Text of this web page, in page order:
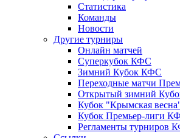
Статистика
Команды
Новости
Другие турниры
Онлайн матчей
Суперкубок КФС
Зимний Кубок КФС
Переходные матчи
Открытый зимний
Кубок "Крымская
Кубок Премьер-лиги
Регламенты турниров